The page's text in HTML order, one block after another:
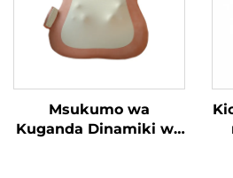
Msukumo wa
Kuganda Dinamiki wa